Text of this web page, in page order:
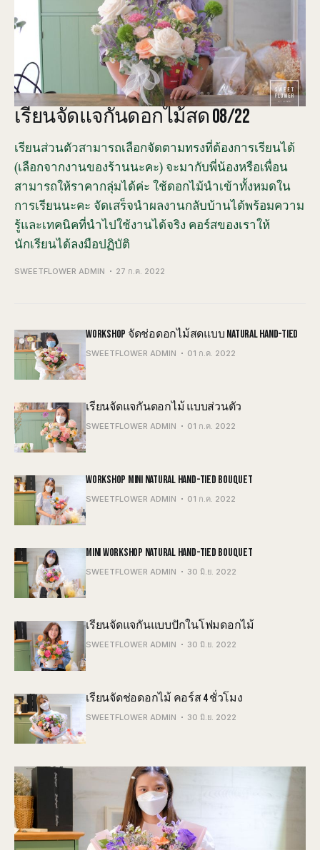
เรียนจัดแจกันดอกไม้สด 08/22
เรียนส่วนตัวสามารถเลือกจัดตามทรงที่ต้องการเรียนได้
(เลือกจากงานของร้านนะคะ) จะมากับพี่น้องหรือเพื่อน
สามารถให้ราคากลุ่มได้ค่ะ ใช้ดอกไม้นำเข้าทั้งหมดใน
การเรียนนะคะ จัดเสร็จนำผลงานกลับบ้านได้พร้อมความ
รู้และเทคนิคที่นำไปใช้งานได้จริง คอร์สของเราให้
นักเรียนได้ลงมือปฏิบัติ
SWEETFLOWER ADMIN 27 ก.ค. 2022
WORKSHOP จัดช่อดอกไม้สดแบบ NATURAL HAND-TIED
SWEETFLOWER ADMIN 01 ก.ค. 2022
เรียนจัดแจกันดอกไม้ แบบส่วนตัว
SWEETFLOWER ADMIN 01 ก.ค. 2022
WORKSHOP MINI NATURAL HAND-TIED BOUQUET
SWEETFLOWER ADMIN 01 ก.ค. 2022
MINI WORKSHOP NATURAL HAND-TIED BOUQUET
SWEETFLOWER ADMIN 30 มิ.ย. 2022
เรียนจัดแจกันแบบปักในโฟมดอกไม้
SWEETFLOWER ADMIN 30 มิ.ย. 2022
เรียนจัดช่อดอกไม้ คอร์ส 4 ชั่วโมง
SWEETFLOWER ADMIN 30 มิ.ย. 2022